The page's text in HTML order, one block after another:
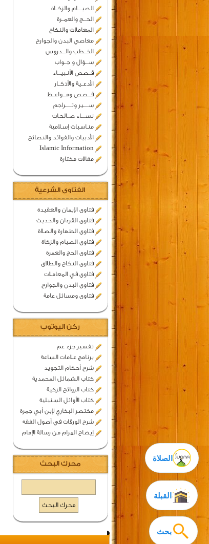
بحث
الصلاة
الصيــــام والزكــاة
الحـــج والعمــرة
المعاملات والنكاح
معاصي البدن والجوارح
الخــطب والـــدروس
ســـؤال و جــواب
قــصص الأنـبيـــاء
الأدعــية والأذكــار
قـــصص ومـــواعــظ
ســـــير وتــــــراجم
نســــاء صــالحـات
منـاسبات إسـلامية
الأدبيات والفوائد والنصائح
Islamic Information
مقالات مختارة
الفتاوى الشرعية
فتاوى الإيمان والعقيدة
فتاوى القرءان والحديث
فتاوى الطهارة والصلاة
فتاوى الصيام والزكاة
فتاوى الحج والعمرة
فتاوى النكاح والطلاق
فتاوى في المعاملات
فتاوى البدن والجوارح
فتاوى ومسائل عامة
ركن اليوتوب
تفسير جزء عم
برنامج علامات الساعة
شرح أحكام التجويد
كتاب الشمائل المحمدية
كتاب الروائح الزكية
كتاب الأوائل السنبلية
مختصر البخاري لإبن أبي جمرة
شرح الورقات في أصول الفقه
إيضاح المرام من رسالة الإمام
محرك البحث
القبلة